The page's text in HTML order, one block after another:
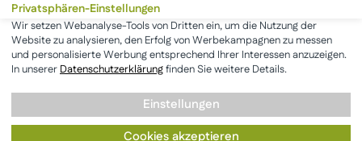
* Alle Preise inkl. der gesetzlichen MwSt. & zzgl.Versand.
AGB Datenschutz Impressum
Privatsphären-Einstellungen
Wir setzen Webanalyse-Tools von Dritten ein, um die Nutzung der
Website zu analysieren, den Erfolg von Werbekampagnen zu messen
und personalisierte Werbung entsprechend Ihrer Interessen anzuzeigen.
In unserer Datenschutzerklärungfinden Sie weitere Details.
Cookies akzeptieren
Einstellungen